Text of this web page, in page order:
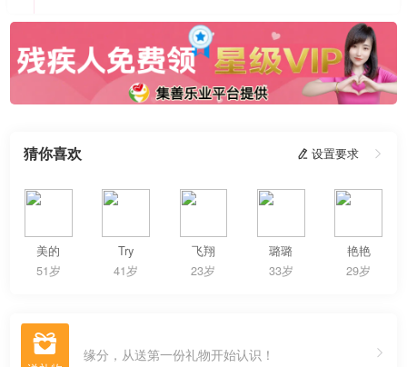
猜你喜欢  设置要求 
美的
51岁
Try
41岁
飞翔
23岁
璐璐
33岁
艳艳
29岁
 缘分，从送第一份礼物开始认识！